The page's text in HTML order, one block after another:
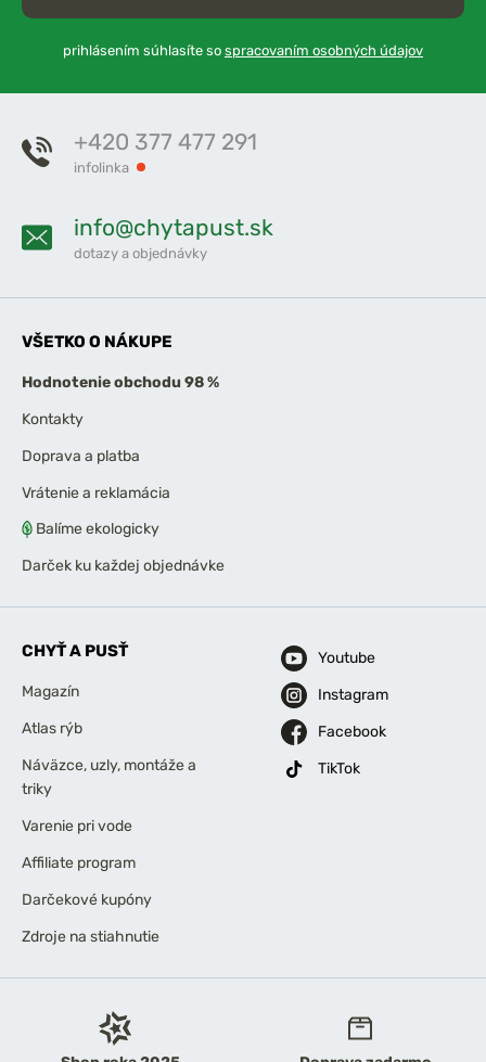
prihlásením súhlasíte so spracovaním osobných údajov
+420 377 477 291
infolinka
info@chytapust.sk
dotazy a objednávky
VŠETKO O NÁKUPE
Hodnotenie obchodu 98 %
Kontakty
Doprava a platba
Vrátenie a reklamácia
Balíme ekologicky
Darček ku každej objednávke
CHYŤ A PUSŤ
Magazín
Atlas rýb
Náväzce, uzly, montáže a
triky
Varenie pri vode
Affiliate program
Darčekové kupóny
Zdroje na stiahnutie
Youtube
Instagram
Facebook
TikTok